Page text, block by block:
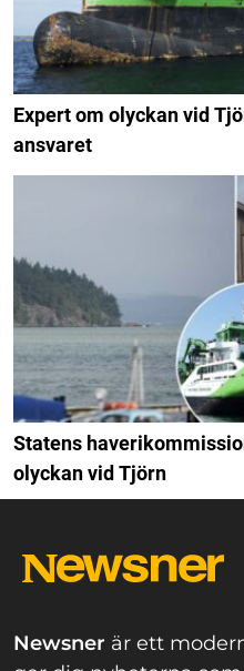
Expert om olyckan vid
ansvaret
Statens
olyckan vid Tjörn
Newsner är ett